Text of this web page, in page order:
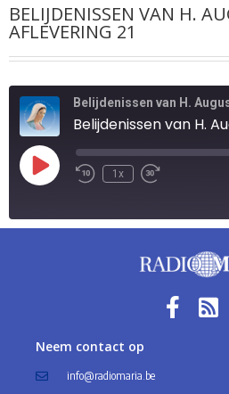
BELIJDENISSEN VAN H.
AFLEVERING 21
Belijdenissen van H.
1x
Neem contact op
info@radiomaria.be